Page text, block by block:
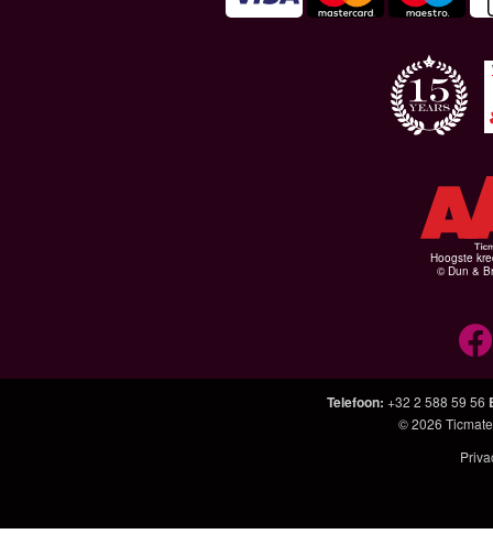
Hoogste
© Dun &
Telefoon: +32 2 588 59 56
© 2026